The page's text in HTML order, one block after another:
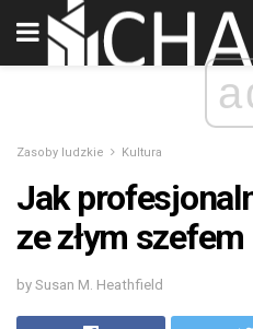
Zasoby ludzkie Kultura
Jak
ze złym szefem
by Susan M. Heathfield